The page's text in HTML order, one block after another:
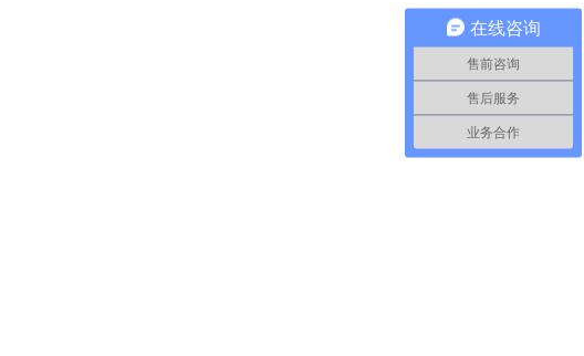
在线咨询
售前咨询
售后服务
业务合作